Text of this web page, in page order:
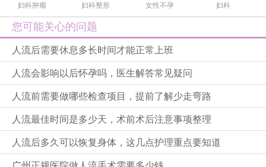
妇科肿瘤 妇科整形 女性不孕 妇科
您可能关心的问题
人流后需要休息多长时间才能正常上班
人流会影响以后怀孕吗，医生解答常见疑问
人流前需要做哪些检查项目，提前了解少走弯路
人流最佳时间是多少天，术前术后注意事项整理
人流后多久可以恢复身体，这几点护理重点要知道